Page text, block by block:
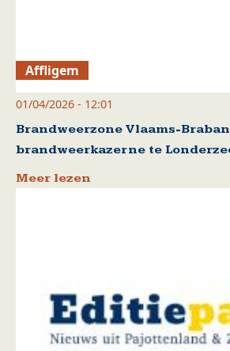
Affligem
01/04/2026 - 12:01
Brandweerzone Vlaams-
brandweerkazerne te
Meer lezen